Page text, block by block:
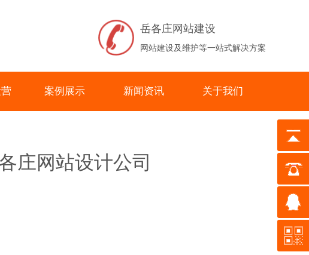
岳各庄网站建设
网站建设及维护等一站式解决方案
案例展示 新闻资讯 关于我们
庄网站设计公司